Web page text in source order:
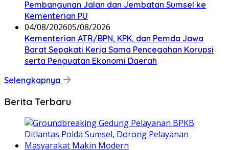
Pembangunan Jalan dan Jembatan Sumsel ke
Kementerian PU
04/08/202605/08/2026
Kementerian ATR/BPN, KPK, dan Pemda Jawa
Barat Sepakati Kerja Sama Pencegahan Korupsi
serta Penguatan Ekonomi Daerah
Selengkapnya
Berita Terbaru